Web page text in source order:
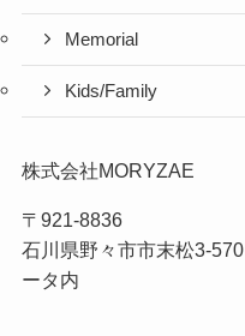
Memorial
Kids/Family
株式会社MORYZAE
〒921-8836
石川県野々市市末松3-
ータ内